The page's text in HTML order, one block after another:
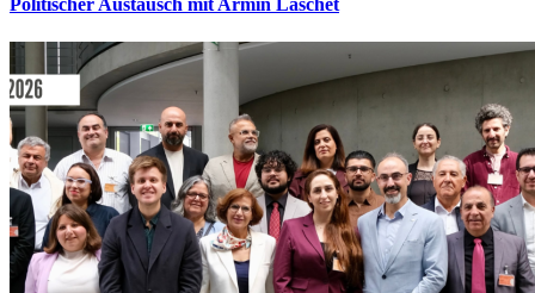
Politischer Austausch mit Armin Laschet